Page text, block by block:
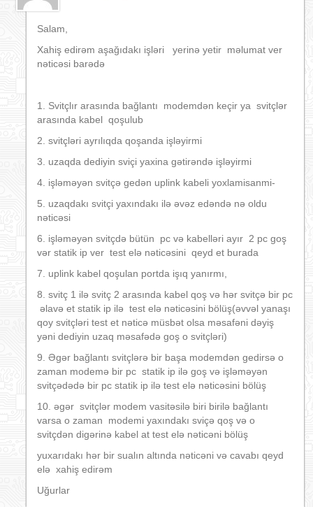
Salam,
Xahiş edirəm aşağıdakı işləri yerinə yetir məlumat ver
nəticəsi barədə
1. Svitçlır arasında bağlantı modemdən keçir ya svitçlər
arasında kabel qoşulub
2. svitçləri ayrılıqda qoşanda işləyirmi
3. uzaqda dediyin sviçi yaxina gətirəndə işləyirmi
4. işləməyən svitçə gedən uplink kabeli yoxlamisanmi-
5. uzaqdakı svitçi yaxındakı ilə əvəz edəndə nə oldu
nəticəsi
6. işləməyən svitçdə bütün pc və kabelləri ayır 2 pc goş
vər statik ip ver test elə nəticəsini qeyd et burada
7. uplink kabel qoşulan portda işıq yanırmı,
8. svitç 1 ilə svitç 2 arasında kabel qoş və hər svitçə bir pc
əlavə et statik ip ilə test elə nəticəsini bölüş(əvvəl yanaşı
qoy svitçləri test et nəticə müsbət olsa məsafəni dəyiş
yəni dediyin uzaq məsafədə goş o svitçləri)
9. Əgər bağlantı svitçlərə bir başa modemdən gedirsə o
zaman modemə bir pc statik ip ilə goş və işləməyən
svitçədədə bir pc statik ip ilə test elə nəticəsini bölüş
10. əgər svitçlər modem vasitəsilə biri birilə bağlantı
varsa o zaman modemi yaxındakı sviçə qoş və o
svitçdən digərinə kabel at test elə nəticəni bölüş
yuxarıdakı hər bir sualın altında nəticəni və cavabı qeyd
elə xahiş edirəm
Uğurlar